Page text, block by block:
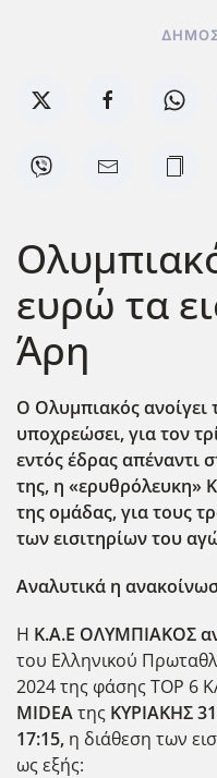
ευρώ τα
Άρη
Ο Ολυμπιακός ανοίγει
υποχρεώσει, για τον
εντός έδρας απέναντι
της, η «ερυθρόλευκη»
της ομάδας, για τους
των εισιτηρίων του
Αναλυτικά η
H Κ.Α.Ε ΟΛΥΜΠΙΑΚΟΣ
του Ελληνικού
2024 της φάσης ΤΟΡ 6
MIDEAτης ΚΥΡΙΑΚΗΣ
17:15, η διάθεση των
ως εξής: